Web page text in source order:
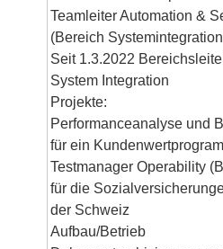
Teamleiter Automation &
(Bereich
Seit 1.3.2022
System Integration
Projekte:
Performanceanalyse und
für ein
Testmanager Operability
für die
der Schweiz
Aufbau/Betrieb